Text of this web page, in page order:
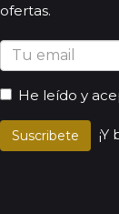
ofertas.
He leído y
Suscribete